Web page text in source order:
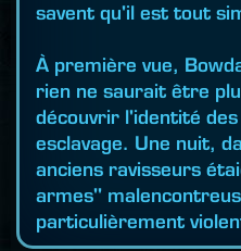
savent qu'il est tout
À première vue,
rien ne saurait être
découvrir l'identité
esclavage. Une nuit,
anciens ravisseurs
armes"
particulièrement